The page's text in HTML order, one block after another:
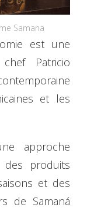
Samana
est une
Patricio
et les
approche
des produits
et des
de Samaná